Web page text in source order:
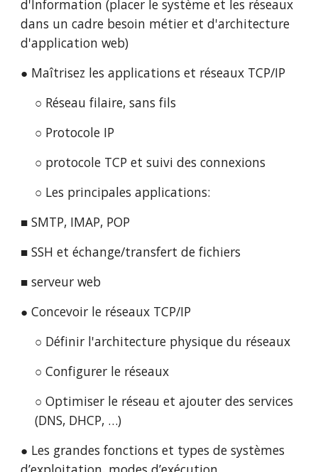
d'Information (placer le système et les réseaux
dans un cadre besoin métier et d'architecture
d'application web)
● Maîtrisez les applications et réseaux TCP/IP
○ Réseau filaire, sans fils
○ Protocole IP
○ protocole TCP et suivi des connexions
○ Les principales applications:
■ SMTP, IMAP, POP
■ SSH et échange/transfert de fichiers
■ serveur web
● Concevoir le réseaux TCP/IP
○ Définir l'architecture physique du réseaux
○ Configurer le réseaux
○ Optimiser le réseau et ajouter des services
(DNS, DHCP, …)
● Les grandes fonctions et types de systèmes